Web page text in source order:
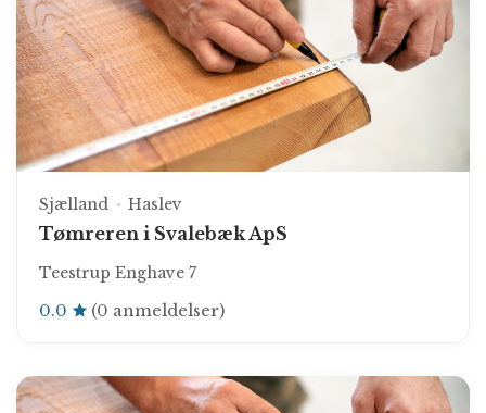
Sjælland Haslev
Tømreren i Svalebæk ApS
Teestrup Enghave 7
0.0 (0 anmeldelser)